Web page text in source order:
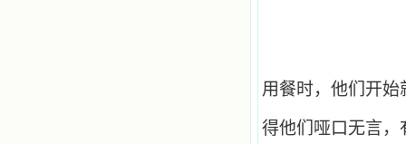
用餐时，他们开
得他们哑口无言，